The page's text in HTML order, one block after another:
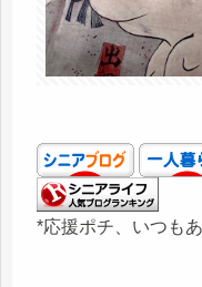
*応援ポチ、いつも